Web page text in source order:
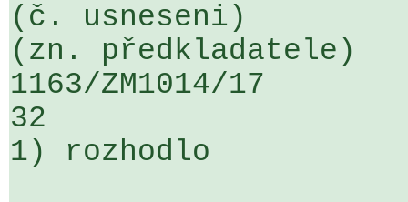
(č. usneseni)
(zn. předkladatele)
1163/ZM1014/17
32
1) rozhodlo